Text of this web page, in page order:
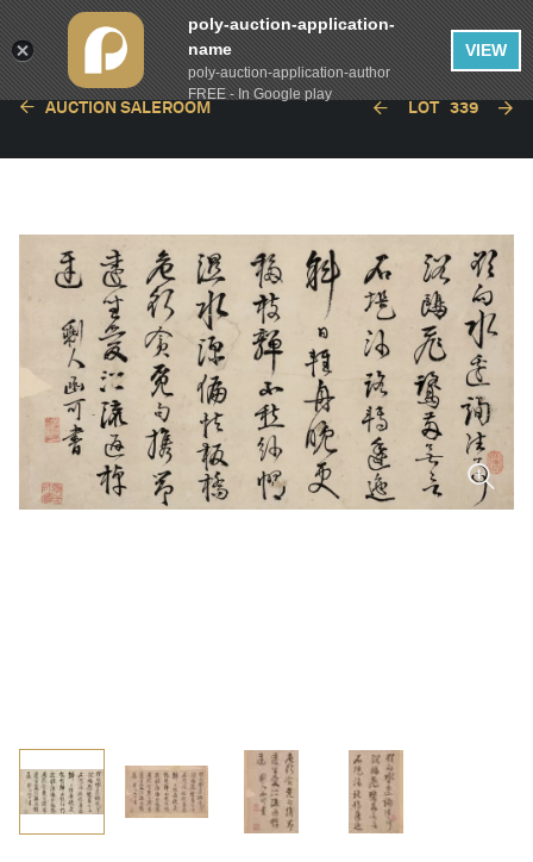
AUCTION SALEROOM LOT 339
poly-auction-application-
name
poly-auction-application-author
FREE - In Google play
VIEW